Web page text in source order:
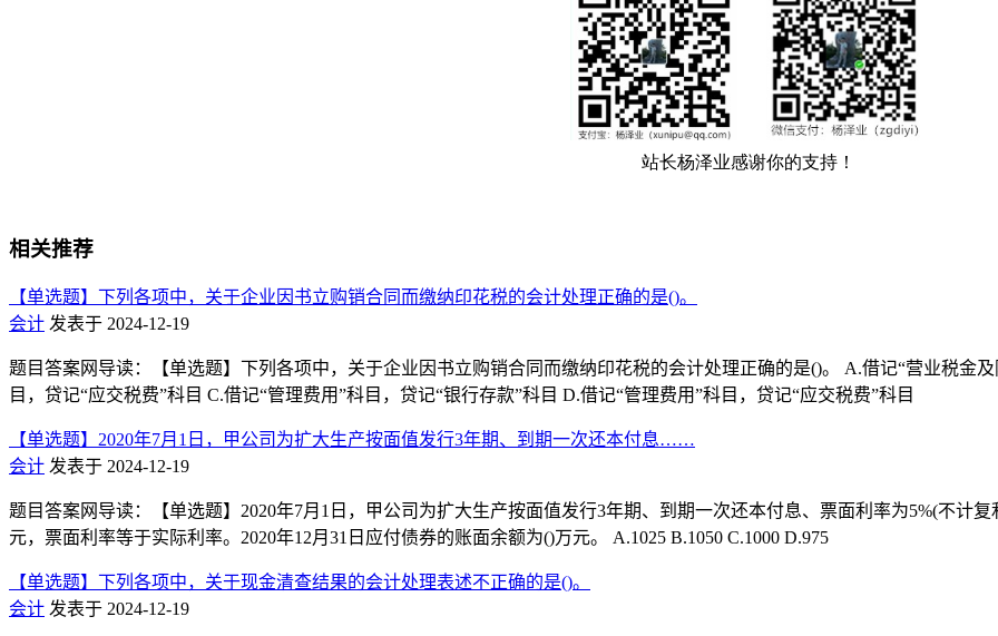
相关推荐
【单选题】下列各项中，关于企业因书立购销合同而缴纳印花税的会计处理正确的是()。
会计 发表于 2024-12-19
题目答案网导读：【单选题】下列各项中，关于企业因书立购销合同而缴纳印花税的会计处理正确的是()。 A.借记“营业税金
目，贷记“应交税费”科目 C.借记“管理费用”科目，贷记“银行存款”科目 D.借记“管理费用”科目，贷记“应交税费”科目
【单选题】2020年7月1日，甲公司为扩大生产按面值发行3年期、到期一次还本付息……
会计 发表于 2024-12-19
题目答案网导读：【单选题】2020年7月1日，甲公司为扩大生产按面值发行3年期、到期一次还本付息、票面利率为5%(不计
元，票面利率等于实际利率。2020年12月31日应付债券的账面余额为()万元。 A.1025 B.1050 C.1000 D.975
【单选题】下列各项中，关于现金清查结果的会计处理表述不正确的是()。
会计 发表于 2024-12-19